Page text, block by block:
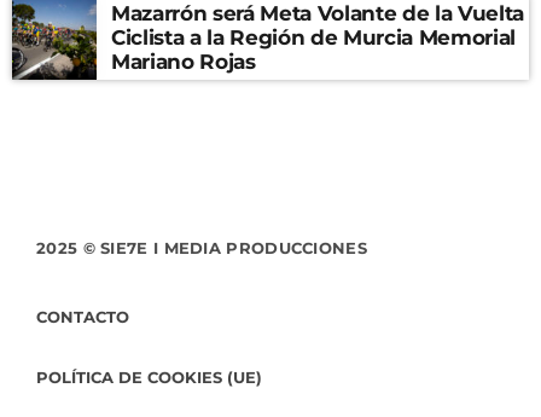
Mazarrón será Meta Volante de la Vuelta
Ciclista a la Región de Murcia Memorial
Mariano Rojas
2025 © SIE7E I MEDIA PRODUCCIONES
CONTACTO
POLÍTICA DE COOKIES (UE)